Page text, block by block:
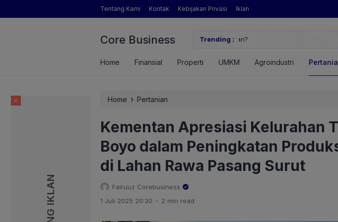
Tentang Kami Kontak Kebijakan Privasi Iklan
Core Business Trending :
Pertanian yang Dimaksud Mentan Amran?
Huawei Digital Power Dorong
Home Finansial Properti UMKM Agroindustri
Home › Pertanian
Kementan Apresiasi Kelurahan
Boyo dalam Peningkatan
di Lahan Rawa Pasang Surut
Fairuuz Corebusiness
1 Juli 2025 20:30 . 2 min read